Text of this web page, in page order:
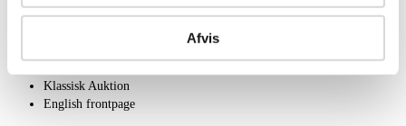
Afvis
OM OS
Klassisk Auktion
English frontpage